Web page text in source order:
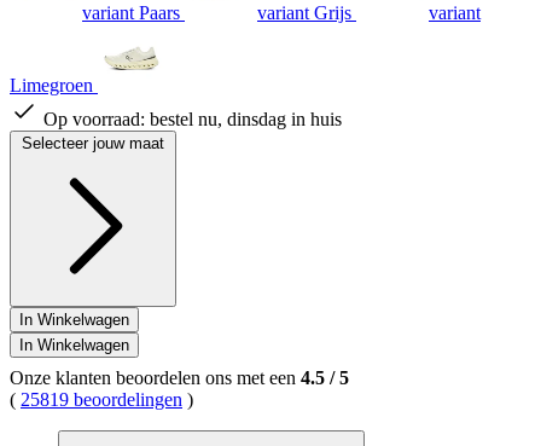
variant Paars variant Grijs variant
Limegroen
Op voorraad: bestel nu, dinsdag in huis
Selecteer jouw maat
In Winkelwagen
In Winkelwagen
Onze klanten beoordelen ons met een 4.5 /5
( 25819 beoordelingen )